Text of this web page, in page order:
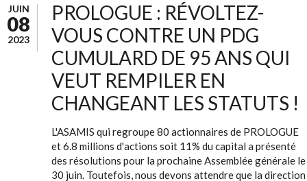
JUIN
08
2023
PROLOGUE : RÉVOLTEZ-
VOUS CONTRE UN PDG
CUMULARD DE 95 ANS QUI
VEUT REMPILER EN
CHANGEANT LES STATUTS !
L'ASAMIS qui regroupe 80 actionnaires de PROLOGUE
et 6.8 millions d'actions soit 11% du capital a présenté
des résolutions pour la prochaine Assemblée générale le
30 juin. Toutefois, nous devons attendre que la direction